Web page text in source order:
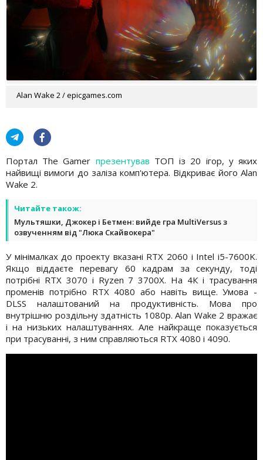
Alan Wake 2 / epicgames.com
Портал The Gamer презентував ТОП із 20 ігор, у яких
найвищі вимоги до заліза комп'ютера. Відкриває його Alan
Wake 2.
Читайте також:
Мультяшки, Джокер і Бетмен: вийде гра MultiVersus з
озвученням від "Люка Скайвокера"
У мінімалках до проекту вказані RTX 2060 і Intel i5-7600K.
Якщо віддаєте перевагу 60 кадрам за секунду, тоді
потрібні RTX 3070 і Ryzen 7 3700X. На 4К і трасування
променів потрібно RTX 4080 або навіть вище. Умова -
DLSS налаштований на продуктивність. Мова про
внутрішню роздільну здатність 1080р. Alan Wake 2 вражає
і на низьких налаштуваннях. Але найкраще показується
при трасуванні, з ним справляються RTX 4080 і 4090.